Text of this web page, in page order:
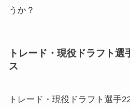
うか？
トレード・現役ドラフト選
ス
トレード・現役ドラフト選手